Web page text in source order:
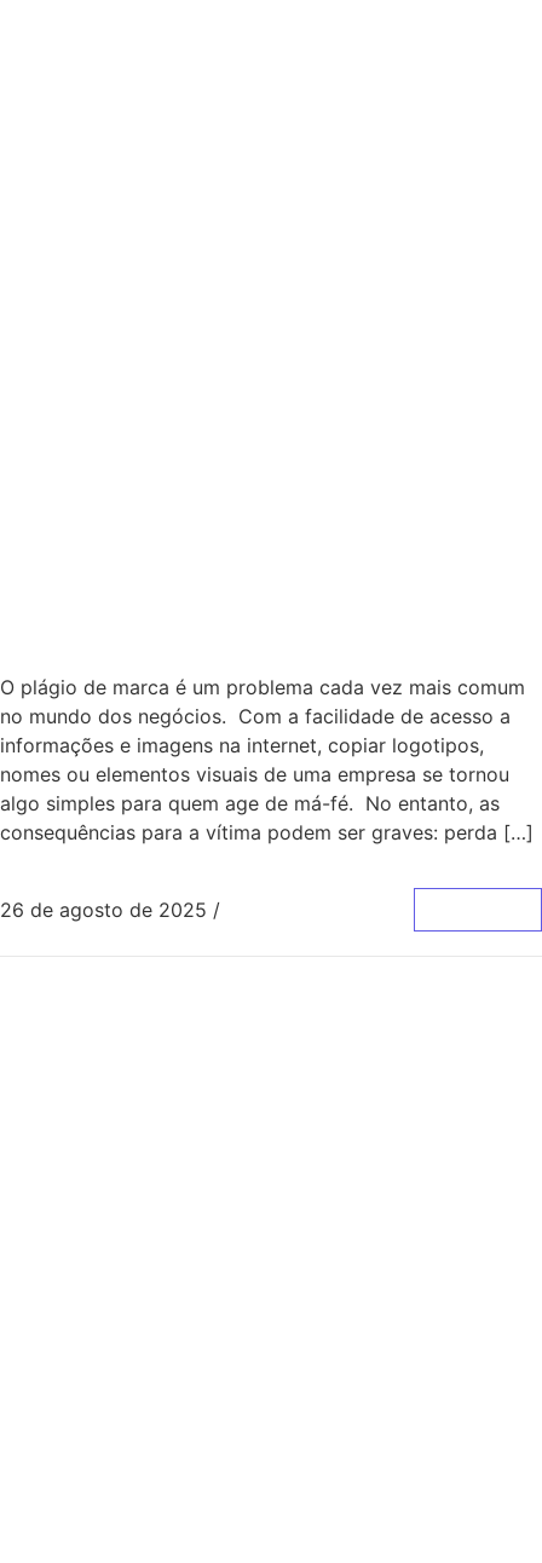
O plágio de marca é um problema cada vez mais comum
no mundo dos negócios. Com a facilidade de acesso a
informações e imagens na internet, copiar logotipos,
nomes ou elementos visuais de uma empresa se tornou
algo simples para quem age de má-fé. No entanto, as
consequências para a vítima podem ser graves: perda […]
26 de agosto de 2025 /